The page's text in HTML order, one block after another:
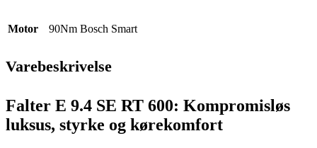
Motor 90Nm Bosch Smart
Varebeskrivelse
Falter E 9.4 SE RT 600: Kompromisløs
luksus, styrke og kørekomfort